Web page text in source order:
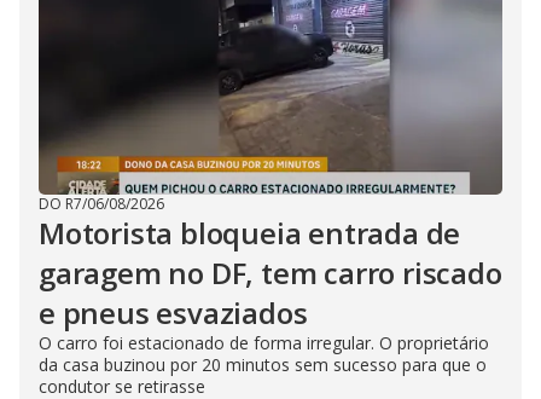
DO R7/06/08/2026
Motorista bloqueia entrada de
garagem no DF, tem carro riscado
e pneus esvaziados
O carro foi estacionado de forma irregular. O proprietário
da casa buzinou por 20 minutos sem sucesso para que o
condutor se retirasse